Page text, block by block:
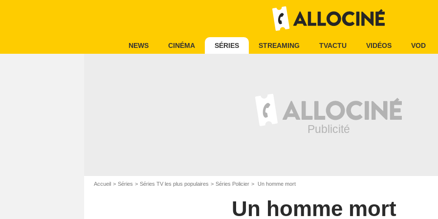
NEWS CINÉMA SÉRIES STREAMING TVACTU VIDÉOS VOD
Accueil Séries Séries TV les plus populaires Séries Policier Un homme mort
Un homme mort